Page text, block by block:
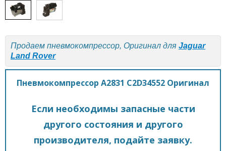
Продаем пневмокомпрессор, Оригинал для Jaguar
Land Rover
Пневмокомпрессор A2831 C2D34552 Оригинал
Если необходимы запасные части
другого состояния и другого
производителя, подайте заявку.